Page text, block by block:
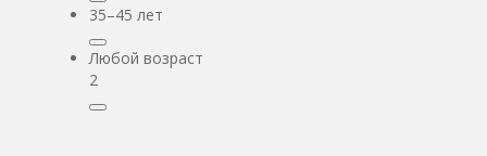
35–45 лет
Любой возраст
2